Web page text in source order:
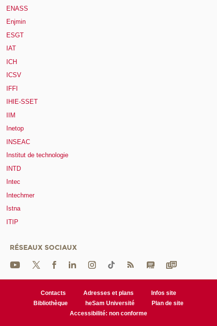
ENASS
Enjmin
ESGT
IAT
ICH
ICSV
IFFI
IHIE-SSET
IIM
Inetop
INSEAC
Institut de technologie
INTD
Intec
Intechmer
Istna
ITIP
RÉSEAUX SOCIAUX
Contacts Adresses et plans
Infos site
Bibliothèque
heSam Université
Plan de site
Accessibilité: non conforme